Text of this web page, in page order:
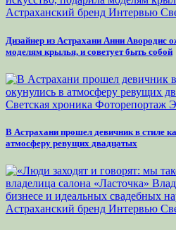
Астраханский бренд Интервью
Дизайнер из Астрахани Анни Авородис
моделям крылья, и советует быть собой
Светская хроника Фоторепортаж
В Астрахани прошел девичник в стиле
атмосферу ревущих двадцатых
Астраханский бренд Интервью